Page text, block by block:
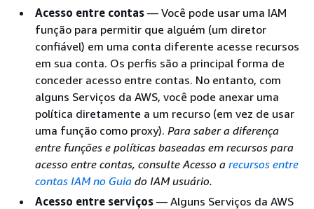
Acesso entre contas — Você pode usar uma IAM
função para permitir que alguém (um diretor
confiável) em uma conta diferente acesse recursos
em sua conta. Os perfis são a principal forma de
conceder acesso entre contas. No entanto, com
alguns Serviços da AWS, você pode anexar uma
política diretamente a um recurso (em vez de usar
uma função como proxy). Para saber a diferença
entre funções e políticas baseadas em recursos para
acesso entre contas, consulte Acesso a recursos entre
contas IAM no Guia do IAM usuário.
Acesso entre serviços — Alguns Serviços da AWS